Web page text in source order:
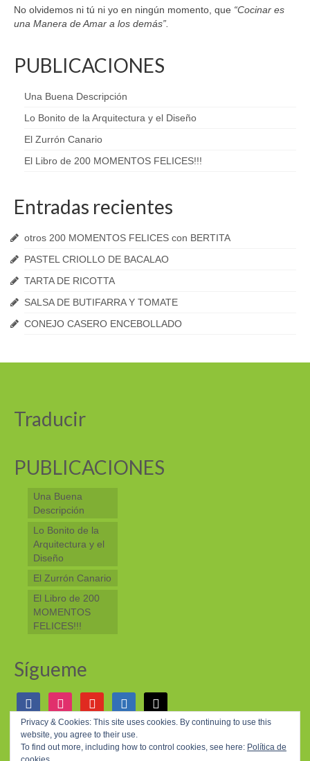
No olvidemos ni tú ni yo en ningún momento, que “Cocinar es
una Manera de Amar a los demás”.
PUBLICACIONES
Una Buena Descripción
Lo Bonito de la Arquitectura y el Diseño
El Zurrón Canario
El Libro de 200 MOMENTOS FELICES!!!
Entradas recientes
otros 200 MOMENTOS FELICES con BERTITA
PASTEL CRIOLLO DE BACALAO
TARTA DE RICOTTA
SALSA DE BUTIFARRA Y TOMATE
CONEJO CASERO ENCEBOLLADO
Privacy & Cookies: This site uses cookies. By continuing to use this
website, you agree to their use.
To find out more, including how to control cookies, see here: Política de
Traducir
PUBLICACIONES
Una Buena
Descripción
Lo Bonito de la
Arquitectura y el
Diseño
El Zurrón Canario
El Libro de 200
MOMENTOS
FELICES!!!
Sígueme
facebook instagramyoutube linkedin mail